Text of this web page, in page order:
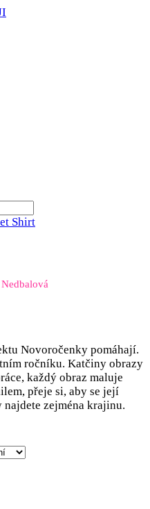
Shirt
Novoročenky pomáhají.
ročníku. Katčiny obrazy
každý obraz maluje
přeje si, aby se její
zejména krajinu.